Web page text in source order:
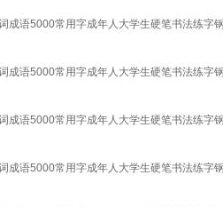
语5000常用字成年人大学生硬笔书法练字
语5000常用字成年人大学生硬笔书法练字
语5000常用字成年人大学生硬笔书法练字
语5000常用字成年人大学生硬笔书法练字